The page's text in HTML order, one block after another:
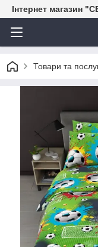
Інтернет магазин
Товари та